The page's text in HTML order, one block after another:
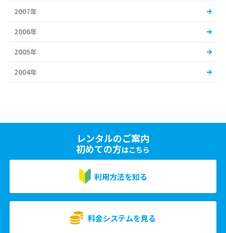
2007年
2006年
2005年
2004年
レンタルのご案内
初めての方はこちら
利用方法を知る
料金システムを見る